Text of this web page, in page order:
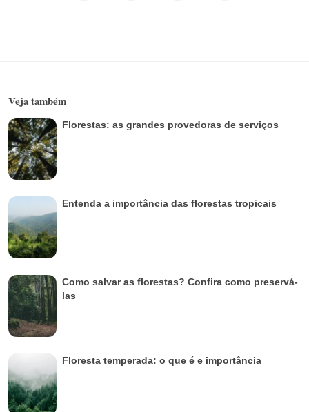
Veja também
Florestas: as grandes provedoras de serviços
Entenda a importância das florestas tropicais
Como salvar as florestas? Confira como preservá-
las
Floresta temperada: o que é e importância